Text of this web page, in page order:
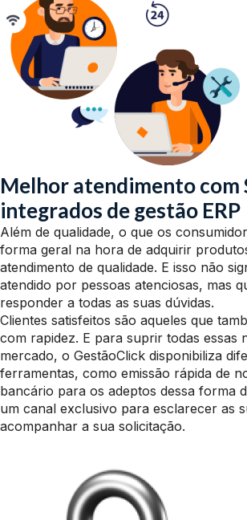
Melhor atendimento com
integrados de gestão ERP
Além de qualidade, o que os
forma geral na hora de adquirir
atendimento de qualidade. E isso não
atendido por pessoas atenciosas, mas
responder a todas as suas dúvidas.
Clientes satisfeitos são aqueles que
com rapidez. E para suprir todas essas
mercado, o GestãoClick disponibiliza
ferramentas, como emissão rápida de
bancário para os adeptos dessa forma
um canal exclusivo para esclarecer as
acompanhar a sua solicitação.